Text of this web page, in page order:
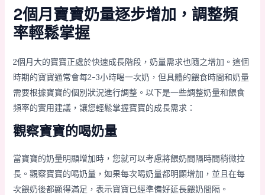
2個月寶寶奶量逐步增加，調整頻
率輕鬆掌握
2個月大的寶寶正處於快速成長階段，奶量需求也隨之增加。這個
時期的寶寶通常會每2-3小時喝一次奶，但具體的餵食時間和奶量
需要根據寶寶的個別狀況進行調整。以下是一些調整奶量和餵食
頻率的實用建議，讓您輕鬆掌握寶寶的成長需求：
觀察寶寶的喝奶量
當寶寶的奶量明顯增加時，您就可以考慮將餵奶間隔時間稍微拉
長。觀察寶寶的喝奶量，如果每次喝奶量都明顯增加，並且在每
次餵奶後都顯得滿足，表示寶寶已經準備好延長餵奶間隔。